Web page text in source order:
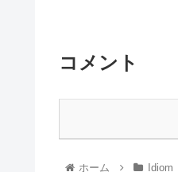
コメント
ホーム Idiom